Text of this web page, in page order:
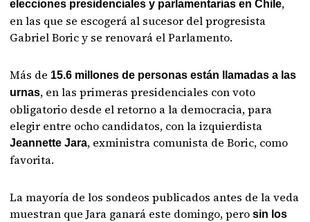
elecciones presidenciales y parlamentarias en Chile,
en las que se escogerá al sucesor del progresista
Gabriel Boric y se renovará el Parlamento.
Más de 15.6 millones de personas están llamadas a las
urnas, en las primeras presidenciales con voto
obligatorio desde el retorno a la democracia, para
elegir entre ocho candidatos, con la izquierdista
Jeannette Jara, exministra comunista de Boric, como
favorita.
La mayoría de los sondeos publicados antes de la veda
muestran que Jara ganará este domingo, perosin los